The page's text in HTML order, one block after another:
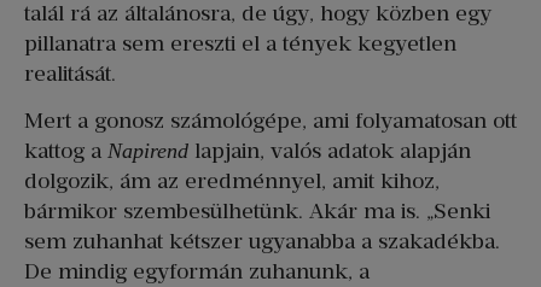
talál rá az általánosra, de úgy, hogy közben egy
pillanatra sem ereszti el a tények kegyetlen
realitását.
Mert a gonosz számológépe, ami folyamatosan ott
kattog a Napirend lapjain, valós adatok alapján
dolgozik, ám az eredménnyel, amit kihoz,
bármikor szembesülhetünk. Akár ma is. „Senki
sem zuhanhat kétszer ugyanabba a szakadékba.
De mindig egyformán zuhanunk, a